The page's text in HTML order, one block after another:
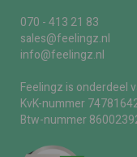
070 - 413 21 83
sales@feelingz.nl
info@feelingz.nl
Feelingz is onderdeel
KvK-nummer
Btw-nummer